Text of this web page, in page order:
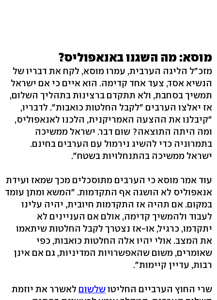
מוסא: מה השגנו באנאפוליס?
מזכ"ל הליגה הערבית, עמרו מוסא, לקח את דבריו של
הנשיא אסד, צעד אחד קדימה. הוא איים כי אם ישראל
תמשיך בסחבת, ולא תתקדם ברצינות בתהליך השלום,
אז יאלצו הערבים "לקבל החלטות כואבות". לדבריו,
"קיבלנו את ההצעה האמריקנית, הלכנו לאנאפוליס,
ומה היתה התוצאה? שום דבר. ישראל ממשיכה
בתמרוניה כדי להשיג נירמול עם הערבים בחינם.
ישראל ממשיכה בהתנחלויות בשטח".
עוד אמר מוסא כי הערבים מתוסכלים מכך שמאז ועידת
אנאפוליס לא הושגה אף התקדמות. "המשא ומתן עומד
במקום. אם תהיה אז התקדמות חיובית, יהיה עלינו
לעבוד ולהמשיך קדימה, אולם אם העניינים לא
יתקדמו, כרגיל, או-אז נצטרך לקבל החלטות שיתאמו
את המצב. אולי יהיו אלה החלטות כואבות, כפי
שאומרים, משום שהאפשרויות המדיניות, גם אם אינן
רבות, עדיין קיימות".
שרי החוץ הערביים החליטושלשום לאשרר את יוזמת